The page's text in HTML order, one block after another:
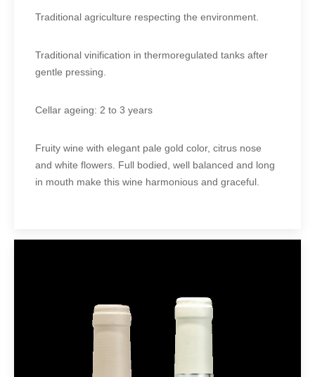
Traditional agriculture respecting the environment.
Traditional vinification in thermoregulated tanks after
gentle pressing.
Cellar ageing: 2 to 3 years
Fruity wine with elegant pale gold color, citrus nose
and white flowers. Full bodied, well balanced and long
in mouth make this wine harmonious and graceful.